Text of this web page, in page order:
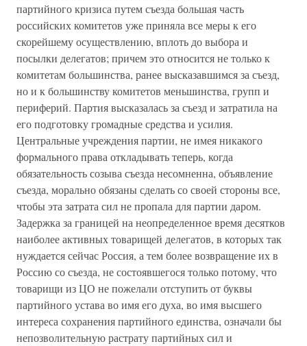
партийного кризиса путем съезда большая часть
российских комитетов уже приняла все меры к его
скорейшему осуществлению, вплоть до выбора и
посылки делегатов; причем это относится не только к
комитетам большинства, ранее высказавшимся за съезд,
но и к большинству комитетов меньшинства, групп и
периферий. Партия высказалась за съезд и затратила на
его подготовку громадные средства и усилия.
Центральные учреждения партии, не имея никакого
формального права откладывать теперь, когда
обязательность созыва съезда несомненна, объявление
съезда, морально обязаны сделать со своей стороны все,
чтобы эта затрата сил не пропала для партии даром.
Задержка за границей на неопределенное время десятков
наиболее активных товарищей делегатов, в которых так
нуждается сейчас Россия, а тем более возвращение их в
Россию со съезда, не состоявшегося только потому, что
товарищи из ЦО не пожелали отступить от буквы
партийного устава во имя его духа, во имя высшего
интереса сохранения партийного единства, означали бы
непозволительную растрату партийных сил и